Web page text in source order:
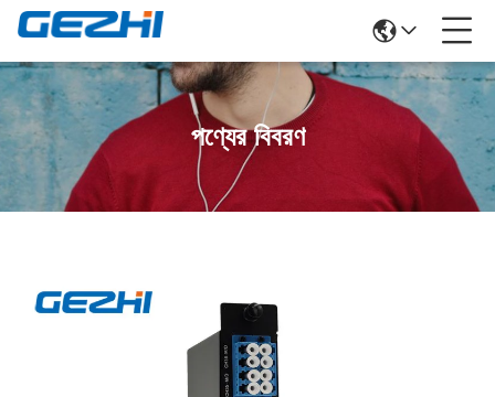
পণ্যের বিবরণ